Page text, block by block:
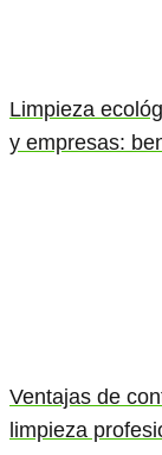
Limpieza
y empresas:
Ventajas de
limpieza